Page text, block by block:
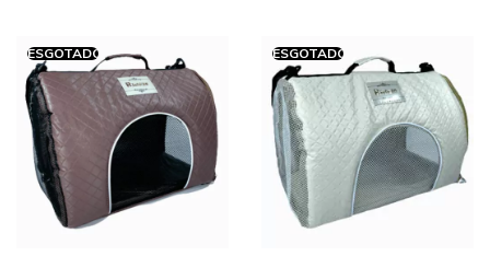
ESGOTADO ESGOTADO